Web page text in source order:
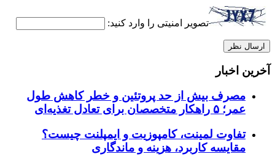
تصویر امنیتی را وارد کنید:
آخرین اخبار
مصرف بیش از حد پروتئین و خطر کاهش طول
عمر؛ ۵ راهکار متخصصان برای تعادل تغذیه‌ای
تفاوت لمینت، کامپوزیت و ایمپلنت چیست؟
مقایسه کاربرد، هزینه و ماندگاری